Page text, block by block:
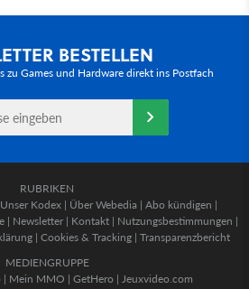
BESTELLEN
zu Games und Hardware direkt ins Postfach
RUBRIKEN
Unser Kodex | Über Webedia | Abo kündigen |
| Newsletter | Kontakt | Nutzungsbestimmungen |
| Cookies & Tracking | Transparenzbericht
MEDIENGRUPPE
| Mein MMO | GetHero | Jeuxvideo.com